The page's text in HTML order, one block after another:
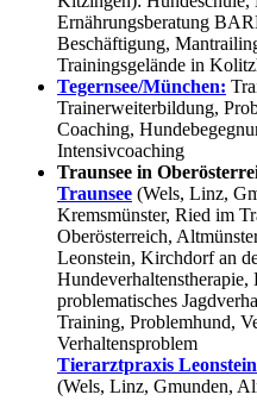
Ernährungsberatung
Beschäftigung,
Trainingsgelände in
Tegernsee/München:
Trainerweiterbildung,
Coaching,
Intensivcoaching
Traunsee in
Traunsee (Wels, Linz,
Kremsmünster, Ried im
Oberösterreich,
Leonstein, Kirchdorf an
problematisches
Training, Problemhund,
Verhaltensproblem
Tierarztpraxis Leonstein
(Wels, Linz, Gmunden,